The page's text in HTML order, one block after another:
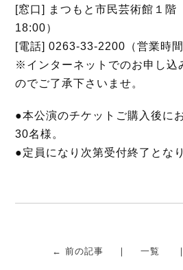
[窓口] まつもと市民芸術館１階
18:00）
[電話] 0263-33-2200（営業時
※インターネットでのお申し込
のでご了承下さいませ。
●本公演のチケットご購入後に
30名様。
●定員になり次第受付終了とな
← 前の記事 一覧